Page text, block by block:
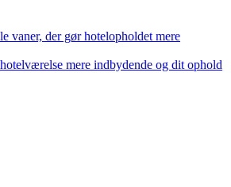
vaner, der gør hotelopholdet mere
mere indbydende og dit ophold